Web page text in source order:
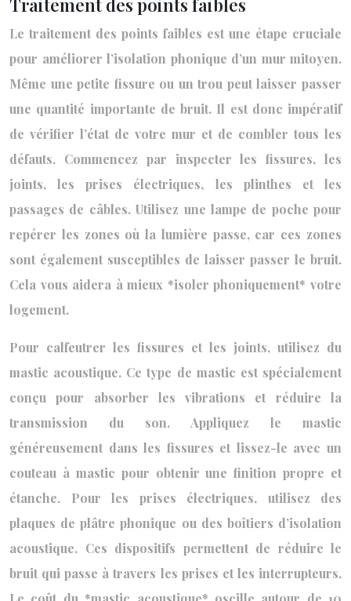
Traitement des points faibles
Le traitement des points faibles est une étape cruciale
pour améliorer l’isolation phonique d’un mur mitoyen.
Même une petite fissure ou un trou peut laisser passer
une quantité importante de bruit. Il est donc impératif
de vérifier l’état de votre mur et de combler tous les
défauts. Commencez par inspecter les fissures, les
joints, les prises électriques, les plinthes et les
passages de câbles. Utilisez une lampe de poche pour
repérer les zones où la lumière passe, car ces zones
sont également susceptibles de laisser passer le bruit.
Cela vous aidera à mieux *isoler phoniquement* votre
logement.
Pour calfeutrer les fissures et les joints, utilisez du
mastic acoustique. Ce type de mastic est spécialement
conçu pour absorber les vibrations et réduire la
transmission du son. Appliquez le mastic
généreusement dans les fissures et lissez-le avec un
couteau à mastic pour obtenir une finition propre et
étanche. Pour les prises électriques, utilisez des
plaques de plâtre phonique ou des boîtiers d’isolation
acoustique. Ces dispositifs permettent de réduire le
bruit qui passe à travers les prises et les interrupteurs.